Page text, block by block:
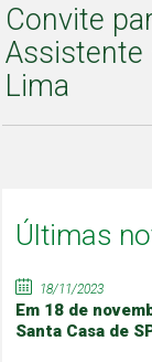
Convite
Assistente
Lima
Últimas
18/11/2023
Em 18 de
Santa Casa de